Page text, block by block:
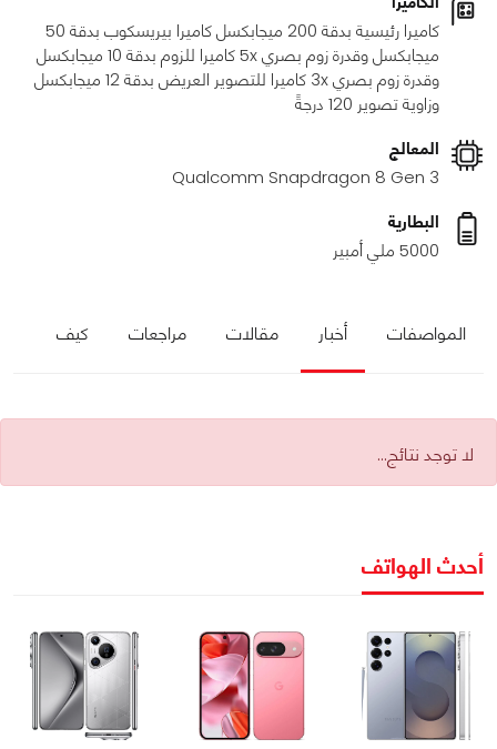
كاميرا رئيسية بدقة 200 ميجابكسل كاميرا بيريسكوب بدقة 50
ميجابكسل وقدرة زوم بصري 5x كاميرا للزوم بدقة 10 ميجابكسل
وقدرة زوم بصري 3x كاميرا للتصوير العريض بدقة 12 ميجابكسل
وزاوية تصوير 120 درجةً
المعالج
Qualcomm Snapdragon 8 Gen 3
البطارية
5000 ملي أمبير
المواصفات أخبار مقالات مراجعات كيف
لا توجد نتائج...
أحدث الهواتف